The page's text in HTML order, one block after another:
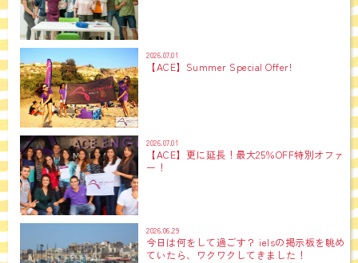
2026.07.01
【ACE】Summer Special Offer!
2026.07.01
【ACE】更に延長！最大25％OFF特別オファ
ー！
2026.06.29
今日は何をして過ごす？ ielsの掲示板を眺め
ていたら、ワクワクしてきました！